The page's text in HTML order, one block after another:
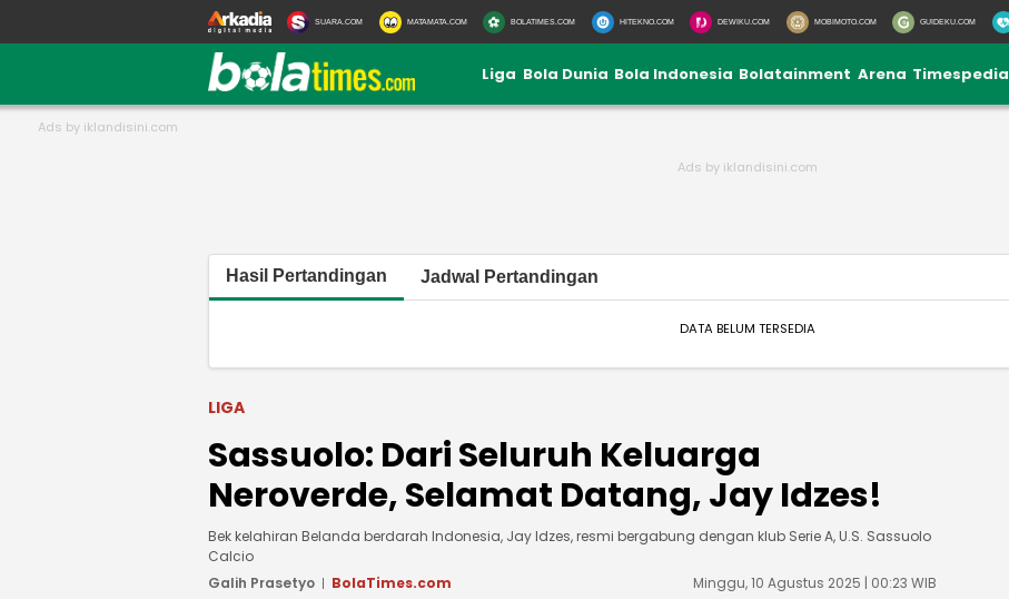
SUARA.COM MATAMATA.COM BOLATIMES.COM HITEKNO.COM DEWIKU.COM MOBIMOTO.COM GUIDEKU.COM
Liga Bola Dunia Bola Indonesia Bolatainment Arena Timespedia
Hasil Pertandingan Jadwal Pertandingan
DATA BELUM TERSEDIA
LIGA
Sassuolo: Dari Seluruh Keluarga
Neroverde, Selamat Datang, Jay Idzes!
Bek kelahiran Belanda berdarah Indonesia, Jay Idzes, resmi bergabung dengan klub Serie A, U.S. Sassuolo
Calcio
Galih Prasetyo
BolaTimes.com Minggu, 10 Agustus 2025 | 00:23 WIB